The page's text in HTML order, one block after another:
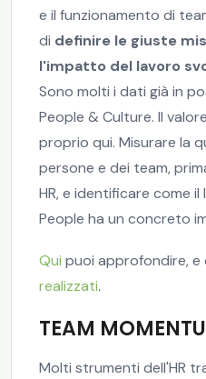
e il funzionamento di
di definire le giuste
l'impatto del lavoro
Sono molti i dati già in
People & Culture. Il
proprio qui. Misurare la
persone e dei team,
HR, e identificare come
People ha un concreto
Qui puoi approfondire, e
realizzati.
TEAM
Molti strumenti dell'HR